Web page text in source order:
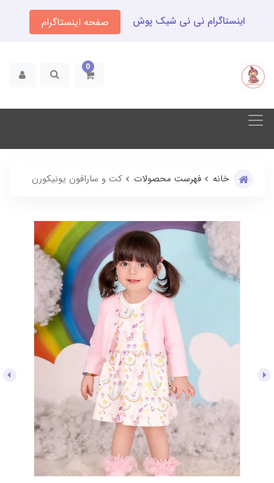
اینستاگرام نی نی شیک پوش صفحه اینستاگرام
0
خانه فهرست محصولات کت و سارافون یونیکورن